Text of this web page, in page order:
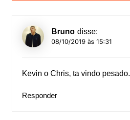
Bruno disse:
08/10/2019 às 15:31
Kevin o Chris, ta vindo pesado.
Responder